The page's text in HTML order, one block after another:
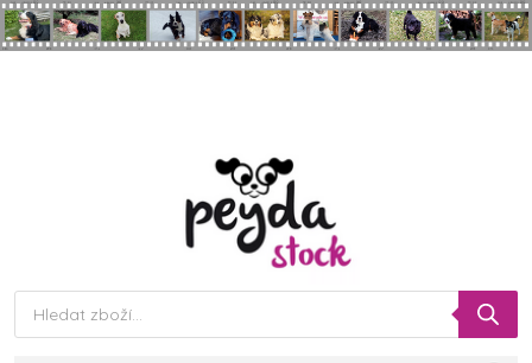
Skip to main content
Products
search